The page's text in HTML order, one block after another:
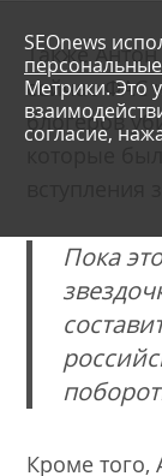
Также
сейчас ФАС
блогеров
которые
вступления
Пока
Кроме того,
SEOnews
Метрики. Это
согласие,